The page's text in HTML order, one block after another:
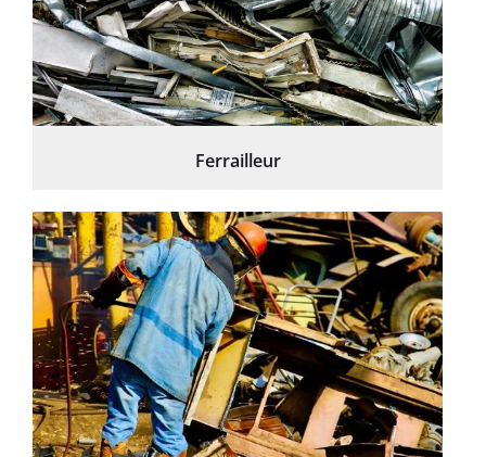
Ferrailleur